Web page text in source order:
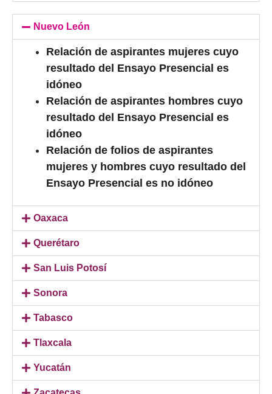
Nuevo León
Relación de aspirantes mujeres cuyo
resultado del Ensayo Presencial es
idóneo
Relación de aspirantes hombres cuyo
resultado del Ensayo Presencial es
idóneo
Relación de folios de aspirantes
mujeres y hombres cuyo resultado del
Ensayo Presencial es no idóneo
Oaxaca
Querétaro
San Luis Potosí
Sonora
Tabasco
Tlaxcala
Yucatán